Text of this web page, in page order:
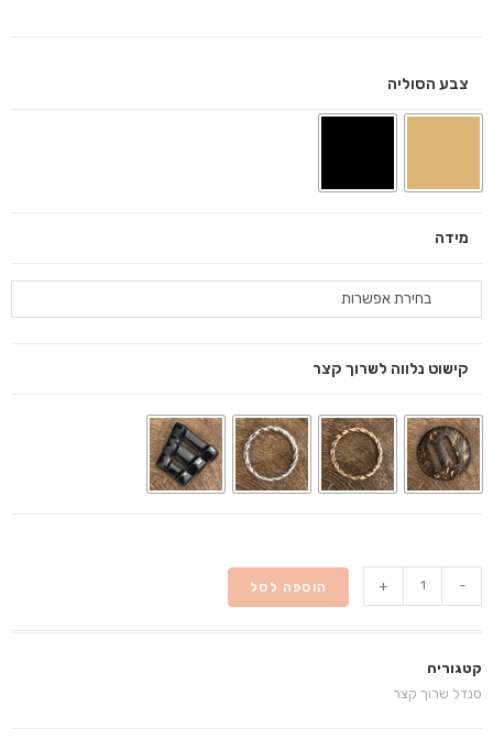
צבע הסוליה
מידה
בחירת אפשרות
קישוט נלווה לשרוך קצר
-
+ הוספה לסל
קטגוריה
סנדל שרוך קצר